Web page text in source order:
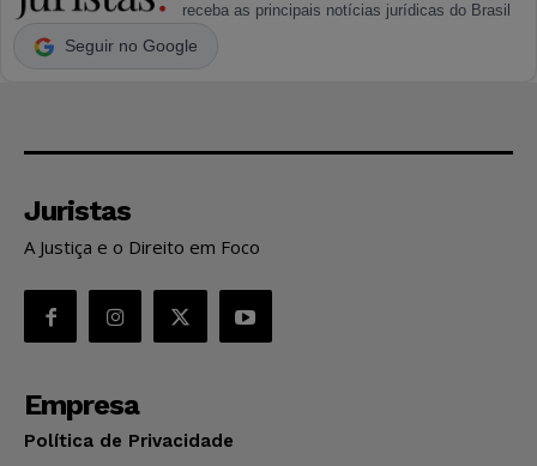
receba as principais notícias jurídicas do Brasil
Seguir no Google
Juristas
A Justiça e o Direito em Foco
Empresa
Política de Privacidade